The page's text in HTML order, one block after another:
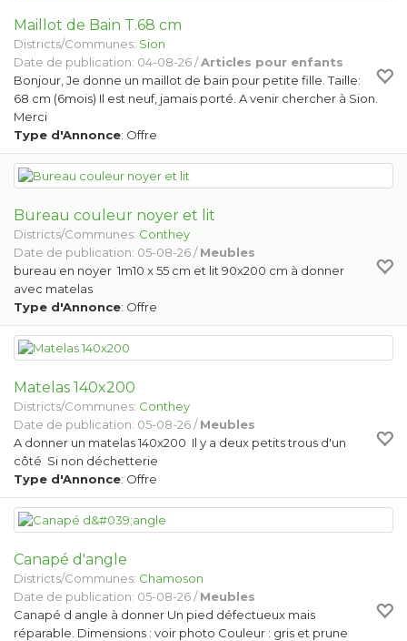
Maillot de Bain T.68 cm
Districts/Communes: Sion
Date de publication: 04-08-26 /Articles pour enfants
Bonjour, Je donne un maillot de bain pour petite fille. Taille:
68 cm (6mois) Il est neuf, jamais porté. A venir chercher à Sion.
Merci
Type d'Annonce: Offre
Bureau couleur noyer et lit
Districts/Communes: Conthey
Date de publication: 05-08-26 /Meubles
bureau en noyer 1m10 x 55 cm et lit 90x200 cm à donner
avec matelas
Type d'Annonce: Offre
Matelas 140x200
Districts/Communes: Conthey
Date de publication: 05-08-26 /Meubles
A donner un matelas 140x200 Il y a deux petits trous d'un
côté Si non déchetterie
Type d'Annonce: Offre
Canapé d'angle
Districts/Communes: Chamoson
Date de publication: 05-08-26 /Meubles
Canapé d angle à donner Un pied défectueux mais
réparable. Dimensions : voir photo Couleur : gris et prune